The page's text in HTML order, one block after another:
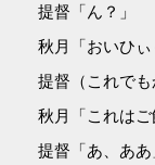
提督「ん？」
秋月「おいひ
提督（これでも
秋月「これはご
提督「あ、ああ